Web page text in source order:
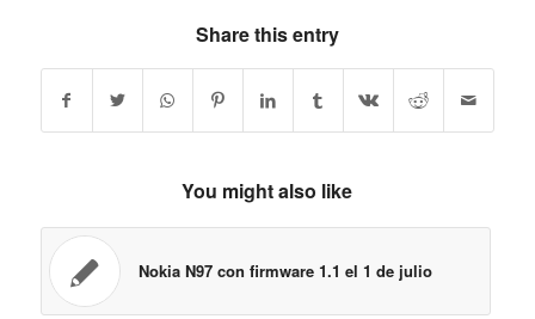
Share this entry
You might also like
Nokia N97 con firmware 1.1 el 1 de julio